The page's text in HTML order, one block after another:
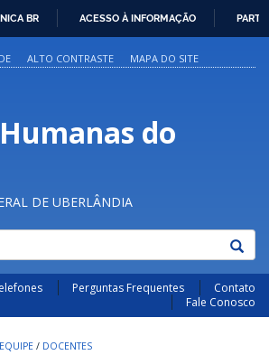
PARA
O
BR ACESSO À INFORMAÇÃO
ALTO CONTRASTE MAPA DO SITE
do
DE UBERLÂNDIA
Perguntas Frequentes
Contato
Fale Conosco
EQUIPE / DOCENTES